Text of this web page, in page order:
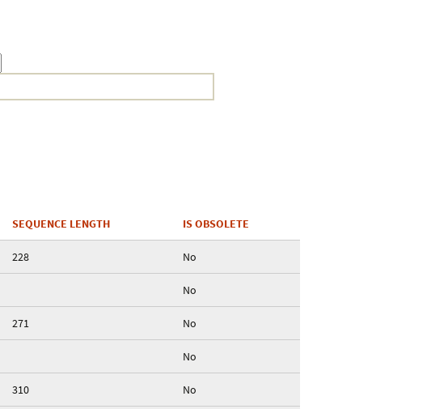
Crustacea
SEQUENCE LENGTH IS OBSOLETE
228 No
No
271 No
No
310 No